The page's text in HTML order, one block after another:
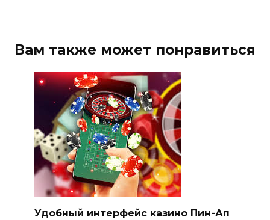
Вам также может понравиться
Удобный интерфейс казино Пин-Ап